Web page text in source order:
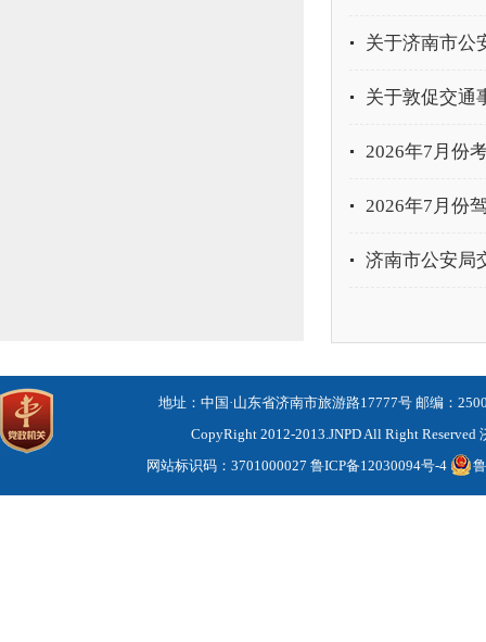
关于济南市公
关于敦促交通
2026年7月份
2026年7月份
济南市公安局
地址：中国·山东省济南市旅游路17777号 邮编：
CopyRight 2012-2013.JNPD All Right Reserved
网站标识码：3701000027鲁ICP备12030094号-4